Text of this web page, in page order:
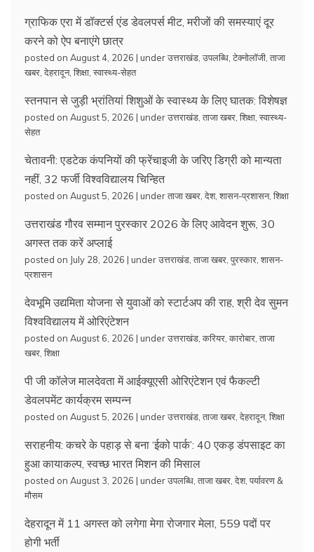
ग्राफिक एरा में डॉक्टर्स एंड डेवलपर्स मीट, मरीजों की समस्याएं दूर
करने को ऐप बनाएंगे छात्र
posted on August 4, 2026 | underउत्तराखंड उपलब्धि टेक्नोलॉजी ताजा
खबर देहरादून, शिक्षा स्वास्थ्य-सेहत
स्तनपान से जुड़ी भ्रांतियां शिशुओं के स्वास्थ्य के लिए घातक: विशेषज्ञ
posted on August 5, 2026 | underउत्तराखंड ताजा खबर शिक्षा स्वास्थ्य-
सेहत
चेतावनी: एडटेक कंपनियों की फ्रेंचाइजी के जरिए डिग्री को मान्यता
नहीं, 32 फर्जी विश्वविद्यालय चिन्हित
posted on August 5, 2026 | underताजा खबर देश, शासन-प्रशासन, शिक्षा
उत्तराखंड गौरव सम्मान पुरस्कार 2026 के लिए आवेदन शुरू, 30
अगस्त तक करें अप्लाई
posted on July 28, 2026 | underउत्तराखंड ताजा खबर पुरस्कार शासन-
प्रशासन
देवभूमि उद्यमिता योजना से युवाओं को स्टार्टअप की राह, श्री देव सुमन
विश्वविद्यालय में ओरिएंटेशन
posted on August 6, 2026 | underउत्तराखंड करियर कारोबार ताजा
खबर शिक्षा
पी जी कॉलेज मालदेवता में आईक्यूएसी ओरिएंटेशन एवं फैकल्टी
डेवलपमेंट कार्यक्रम सम्पन्न
posted on August 5, 2026 | underउत्तराखंड ताजा खबर देहरादून, शिक्षा
सराहनीय: कचरे के पहाड़ से बना ‘ईको पार्क’: 40 एकड़ डंपसाइट का
हुआ कायाकल्प, स्वच्छ भारत मिशन की मिसाल
posted on August 3, 2026 | underउपलब्धि ताजा खबर देश, पर्यावरण &
मौसम
देहरादून में 11 अगस्त को लगेगा मेगा रोजगार मेला, 559 पदों पर
होगी भर्ती